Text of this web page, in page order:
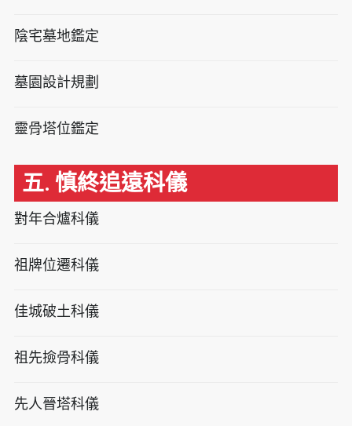
陰宅墓地鑑定
墓園設計規劃
靈骨塔位鑑定
五. 慎終追遠科儀
對年合爐科儀
祖牌位遷科儀
佳城破土科儀
祖先撿骨科儀
先人晉塔科儀